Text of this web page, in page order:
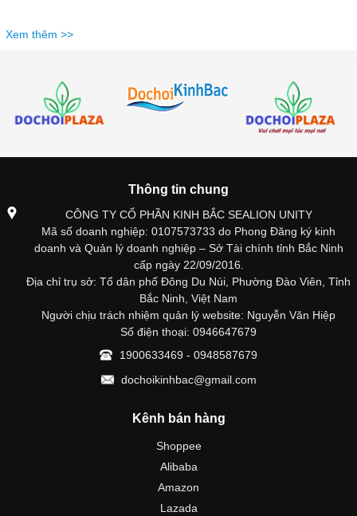
Xem thêm >>
Thông tin chung
CÔNG TY CỔ PHẦN KINH BẮC SEALION UNITY
Mã số doanh nghiệp: 0107573733 do Phong Đăng ký kinh
doanh và Quản lý doanh nghiệp – Sở Tài chính tỉnh Bắc Ninh
cấp ngày 22/09/2016.
Địa chỉ trụ sở: Tổ dân phố Đông Du Núi, Phường Đào Viên, Tỉnh
Bắc Ninh, Việt Nam
Người chịu trách nhiệm quản lý website: Nguyễn Văn Hiệp
Số điện thoại: 0946647679
1900633469 - 0948587679
dochoikinhbac@gmail.com
Kênh bán hàng
Shoppee
Alibaba
Amazon
Lazada